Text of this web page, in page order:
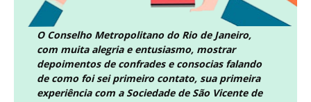
O Conselho Metropolitano do Rio de Janeiro,
com muita alegria e entusiasmo, mostrar
depoimentos de confrades e consocias falando
de como foi sei primeiro contato, sua primeira
experiência com a Sociedade de São Vicente de